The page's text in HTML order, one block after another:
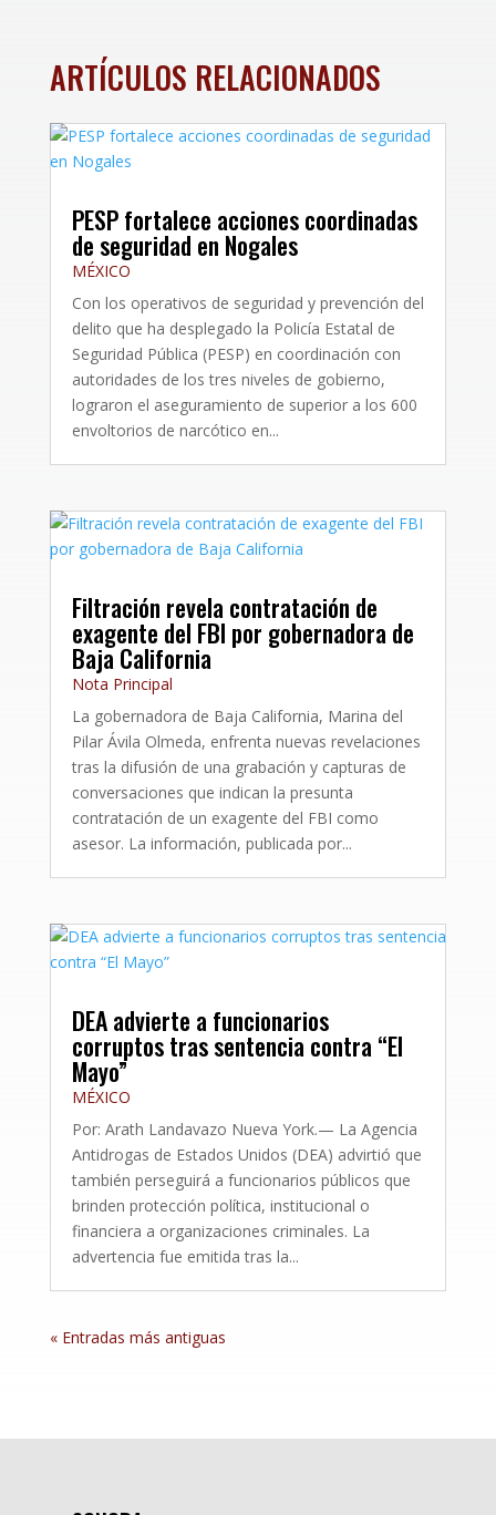
ARTÍCULOS RELACIONADOS
PESP fortalece acciones coordinadas
de seguridad en Nogales
MÉXICO
Con los operativos de seguridad y prevención del
delito que ha desplegado la Policía Estatal de
Seguridad Pública (PESP) en coordinación con
autoridades de los tres niveles de gobierno,
lograron el aseguramiento de superior a los 600
envoltorios de narcótico en...
Filtración revela contratación de
exagente del FBI por gobernadora de
Baja California
Nota Principal
La gobernadora de Baja California, Marina del
Pilar Ávila Olmeda, enfrenta nuevas revelaciones
tras la difusión de una grabación y capturas de
conversaciones que indican la presunta
contratación de un exagente del FBI como
asesor. La información, publicada por...
DEA advierte a funcionarios
corruptos tras sentencia contra “El
Mayo”
MÉXICO
Por: Arath Landavazo Nueva York.— La Agencia
Antidrogas de Estados Unidos (DEA) advirtió que
también perseguirá a funcionarios públicos que
brinden protección política, institucional o
financiera a organizaciones criminales. La
advertencia fue emitida tras la...
« Entradas más antiguas